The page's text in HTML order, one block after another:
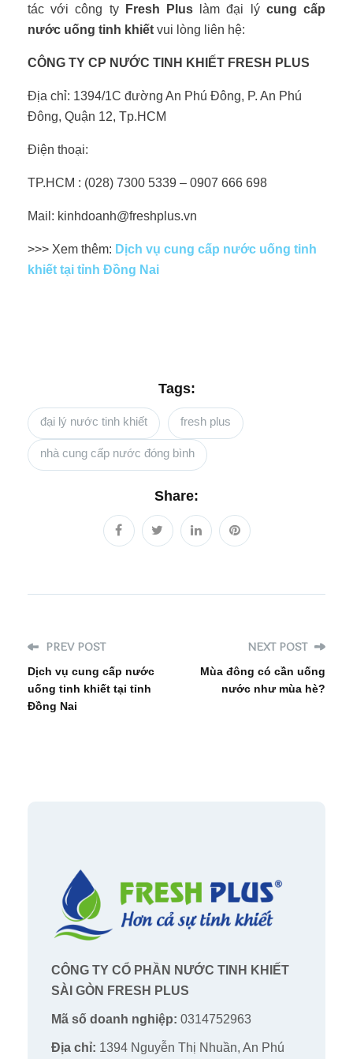
tác với công ty
Fresh Plus làm đại lý cung cấp
nước uống tinh khiết vui lòng liên hệ:
CÔNG TY CP NƯỚC TINH KHIẾT FRESH PLUS
Địa chỉ: 1394/1C đường An Phú Đông, P. An Phú
Đông, Quận 12, Tp.HCM
Điện thoại:
TP.HCM : (028) 7300 5339 – 0907 666 698
Mail: kinhdoanh@freshplus.vn
>>> Xem thêm: Dịch vụ cung cấp nước uống tinh
khiết tại tỉnh Đồng Nai
Tags:
đại lý nước tinh khiết fresh plus
nhà cung cấp nước đóng bình
Share:
PREV POST
Dịch vụ cung cấp nước
uống tinh khiết tại tỉnh
Đồng Nai
NEXT POST
Mùa đông có cần uống
nước như mùa hè?
CÔNG TY CỔ PHẦN NƯỚC TINH KHIẾT
SÀI GÒN FRESH PLUS
Mã số doanh nghiệp: 0314752963
Địa chỉ: 1394 Nguyễn Thị Nhuần, An Phú